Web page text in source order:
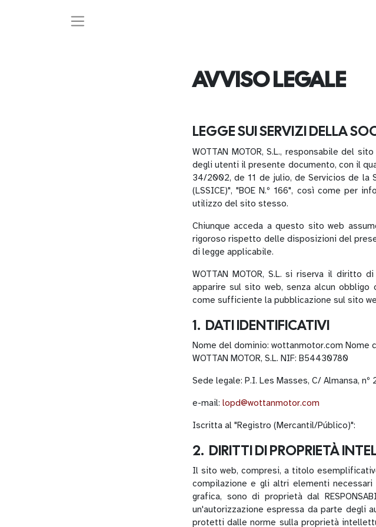
AVVISO LEGALE
LEGGE SUI SERVIZI DELLA
WOTTAN MOTOR, S.L., responsabile del
degli utenti il presente documento, con il
34/2002, de 11 de julio, de Servicios de la
(LSSICE)", "BOE N.º 166", così come per
utilizzo del sito stesso.
Chiunque acceda a questo sito web
rigoroso rispetto delle disposizioni del
di legge applicabile.
WOTTAN MOTOR, S.L. si riserva il diritto
apparire sul sito web, senza alcun
come sufficiente la pubblicazione sul sito
1. DATI IDENTIFICATIVI
Nome del dominio: wottanmotor.com Nome
WOTTAN MOTOR, S.L. NIF: B54430780
Sede legale: P.I. Les Masses, C/ Almansa,
e-mail: lopd@wottanmotor.com
Iscritta al "Registro (Mercantil/Público)":
2. DIRITTI DI PROPRIETÀ
Il sito web, compresi, a titolo
compilazione e gli altri elementi
grafica, sono di proprietà dal
un'autorizzazione espressa da parte degli
protetti dalle norme sulla proprietà